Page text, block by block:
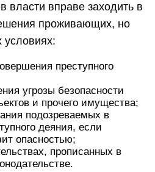
власти вправе заходить в
проживающих, но
преступного
угрозы безопасности
и прочего имущества;
подозреваемых в
деяния, если
опасностью;
прописанных в